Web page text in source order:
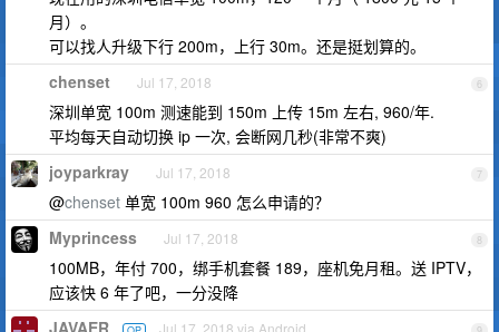
月）。
可以找人升级下行 200m，上行 30m。还是挺划算的。
6
chenset Jul 17, 2018
深圳单宽 100m 测速能到 150m 上传 15m 左右, 960/年.
平均每天自动切换 ip 一次, 会断网几秒(非常不爽)
7
joyparkray Jul 17, 2018
@chenset 单宽 100m 960 怎么申请的？
8
Myprincess Jul 17, 2018
100MB，年付 700，绑手机套餐 189，座机免月租。送 IPTV，
应该快 6 年了吧，一分没降
JAVAER Jul 17, 2018 via Android